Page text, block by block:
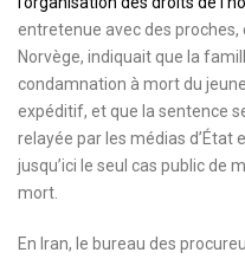
entretenue avec des proches,
Norvège, indiquait que la
condamnation à mort du
expéditif, et que la sentence
relayée par les médias
jusqu’ici le seul cas public de
mort.
En Iran, le bureau des